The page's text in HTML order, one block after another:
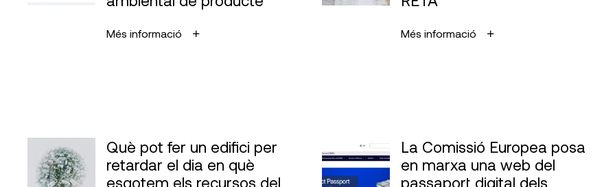
Més informació Més informació
Què pot fer un edifici per
retardar el dia en què
esgotem els recursos del
La Comissió Europea posa
en marxa una web del
passaport digital dels